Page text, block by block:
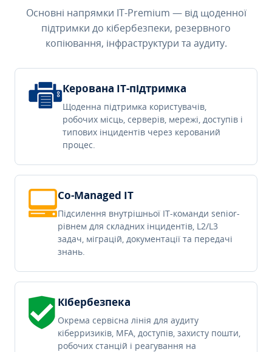
Основні напрямки IT-Premium — від щоденної
підтримки до кібербезпеки, резервного
копіювання, інфраструктури та аудиту.
Керована IT-підтримка
Щоденна підтримка користувачів,
робочих місць, серверів, мережі, доступів і
типових інцидентів через керований
процес.
Co-Managed IT
Підсилення внутрішньої IT-команди senior-
рівнем для складних інцидентів, L2/L3
задач, міграцій, документації та передачі
знань.
Кібербезпека
Окрема сервісна лінія для аудиту
кіберризиків, MFA, доступів, захисту пошти,
робочих станцій і реагування на